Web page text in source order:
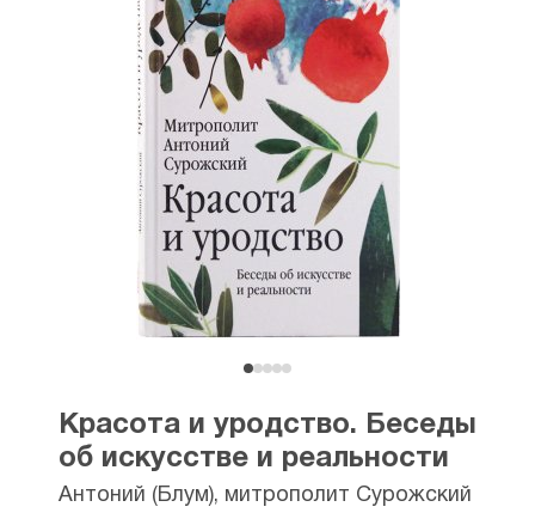
Красота и уродство. Беседы
об искусстве и реальности
Антоний (Блум), митрополит Сурожский